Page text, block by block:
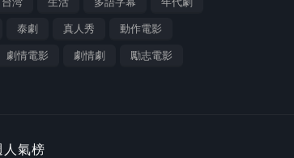
泰劇 真人秀 動作電影
劇情電影 劇情劇 勵志電影
人氣榜